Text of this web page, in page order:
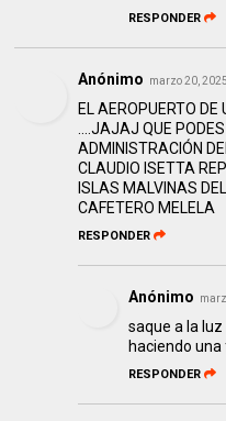
RESPONDER
Anónimo marzo 20, 2025
EL AEROPUERTO DE
….JAJAJ QUE
ADMINISTRACIÓN
CLAUDIO ISETTA
ISLAS MALVINAS
CAFETERO MELELA
RESPONDER
Anónimo
saque a la
haciendo una
RESPONDER